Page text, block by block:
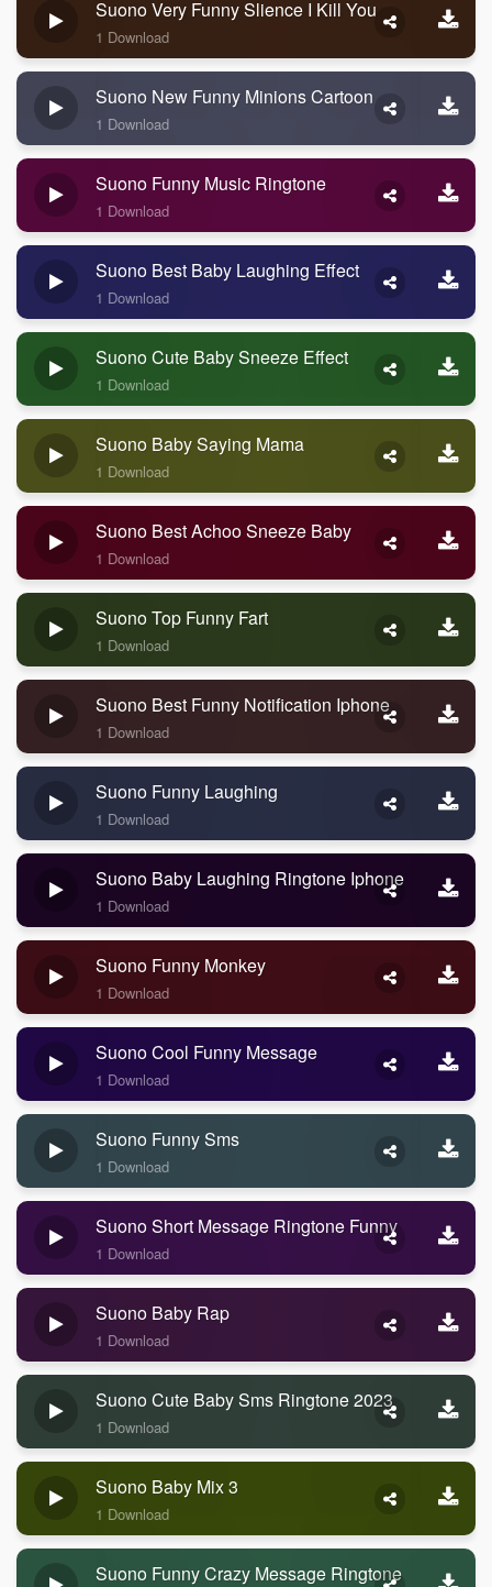
Suono Very Funny Slience I Kill You
1 Download
Suono New Funny Minions Cartoon
1 Download
Suono Funny Music Ringtone
1 Download
Suono Best Baby Laughing Effect
1 Download
Suono Cute Baby Sneeze Effect
1 Download
Suono Baby Saying Mama
1 Download
Suono Best Achoo Sneeze Baby
1 Download
Suono Top Funny Fart
1 Download
Suono Best Funny Notification Iphone
1 Download
Suono Funny Laughing
1 Download
Suono Baby Laughing Ringtone Iphone
1 Download
Suono Funny Monkey
1 Download
Suono Cool Funny Message
1 Download
Suono Funny Sms
1 Download
Suono Short Message Ringtone Funny
1 Download
Suono Baby Rap
1 Download
Suono Cute Baby Sms Ringtone 2023
1 Download
Suono Baby Mix 3
1 Download
Suono Funny Crazy Message Ringtone